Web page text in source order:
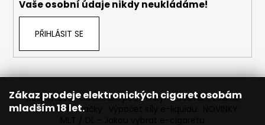
Zákaz prodeje elektronických cigaret osobám
mladším 18 let.
Vaše osobní údaje nikdy neukládáme!
PŘIHLÁSIT SE
Reklamace Obchodní podmínky Sledování zásilek
Prodávané značky